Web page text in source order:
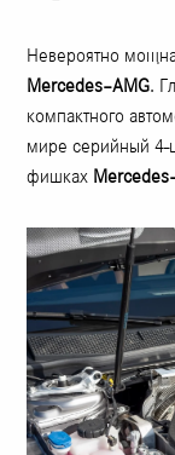
Невероятно
Mercedes–AMG.
компактного
мире серийный 4-
фишках